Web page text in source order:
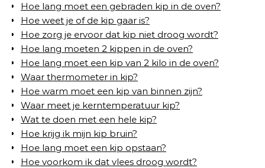
Hoe lang moet een gebraden kip in de oven?
Hoe weet je of de kip gaar is?
Hoe zorg je ervoor dat kip niet droog wordt?
Hoe lang moeten 2 kippen in de oven?
Hoe lang moet een kip van 2 kilo in de oven?
Waar thermometer in kip?
Hoe warm moet een kip van binnen zijn?
Waar meet je kerntemperatuur kip?
Wat te doen met een hele kip?
Hoe krijg ik mijn kip bruin?
Hoe lang moet een kip opstaan?
Hoe voorkom ik dat vlees droog wordt?